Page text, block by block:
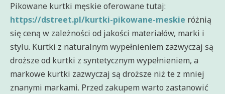
Pikowane kurtki męskie oferowane tutaj:
https://dstreet.pl/kurtki-pikowane-meskie różnią
się ceną w zależności od jakości materiałów, marki i
stylu. Kurtki z naturalnym wypełnieniem zazwyczaj są
droższe od kurtki z syntetycznym wypełnieniem, a
markowe kurtki zazwyczaj są droższe niż te z mniej
znanymi markami. Przed zakupem warto zastanowić